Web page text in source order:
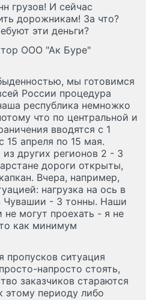
грузов! И сейчас
дорожникам! За что?
эти деньги?
ООО "Ак Буре"
мы готовимся
России процедура
республика немножко
что по центральной и
вводятся с 1
15 апреля по 15 мая.
других регионов 2 - 3
дороги открыты,
Вчера, например,
нагрузка на ось в
- 3 тонны. Наши
могут проехать - я не
как минимум
пропусков ситуация
напросто стоять,
заказчиков стараются
этому периоду либо